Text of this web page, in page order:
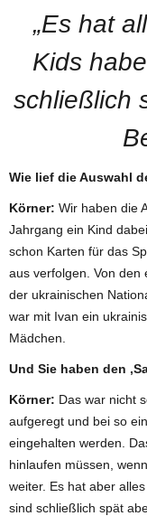
„Es hat
Kids
schließlich
Wie lief die Auswahl
Körner: Wir haben die
Jahrgang ein Kind
schon Karten für das
aus verfolgen. Von den
der ukrainischen
war mit Ivan ein
Mädchen.
Und Sie haben den
Körner: Das war nicht
aufgeregt und bei so
eingehalten werden.
hinlaufen müssen,
weiter. Es hat aber
sind schließlich spät